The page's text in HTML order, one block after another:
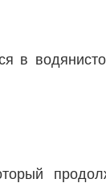
в